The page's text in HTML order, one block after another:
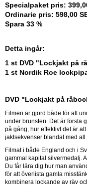
Specialpaket pris:
Ordinarie pris: 598,00
Spara 33 %
Detta ingår:
1 st DVD "Lockjakt på
1 st Nordik Roe
DVD "Lockjakt på
Filmen är gjord både för att
under brunsten. Det är första
på gång, hur effektivt det är
jaktsekvenser blandat med
Filmat i både England och i
gammal kapital silvermedalj.
Du får lära dig hur man
för att överlista gamla
kombinera lockande av räv